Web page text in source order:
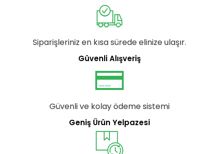
Siparişleriniz en kısa sürede elinize ulaşır.
Güvenli Alışveriş
Güvenli ve kolay ödeme sistemi
Geniş Ürün Yelpazesi